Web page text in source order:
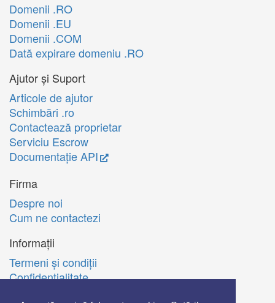
Domenii .RO
Domenii .EU
Domenii .COM
Dată expirare domeniu .RO
Ajutor și Suport
Articole de ajutor
Schimbări .ro
Contactează proprietar
Serviciu Escrow
Documentație API
Firma
Despre noi
Cum ne contactezi
Informații
Termeni şi condiţii
Confidenţialitate